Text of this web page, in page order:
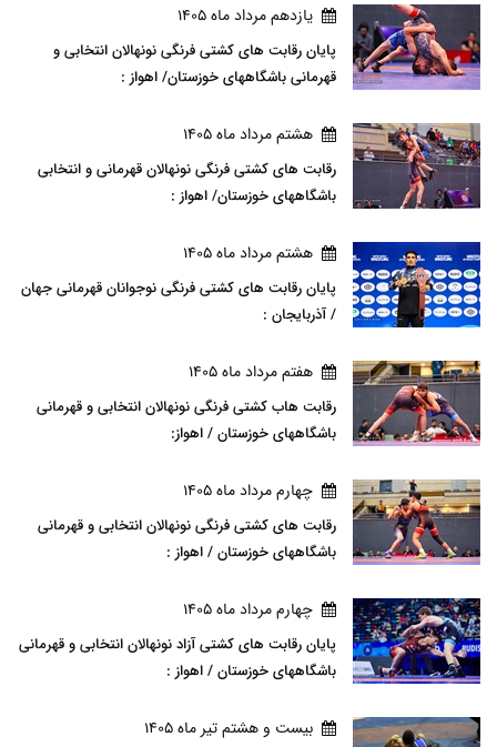
يازدهم مرداد ماه 1405
پایان رقابت های کشتی فرنگی نونهالان انتخابی و
قهرمانی باشگاههای خوزستان/ اهواز :
هشتم مرداد ماه 1405
رقابت های کشتی فرنگی نونهالان قهرمانی و انتخابی
باشگاههای خوزستان/ اهواز :
هشتم مرداد ماه 1405
پایان رقابت های کشتی فرنگی نوجوانان قهرمانی جهان
/ آذربایجان :
هفتم مرداد ماه 1405
رقابت هاب کشتی فرنگی نونهالان انتخابی و قهرمانی
باشگاههای خوزستان / اهواز:
چهارم مرداد ماه 1405
رقابت های کشتی فرنگی نونهالان انتخابی و قهرمانی
باشگاههای خوزستان / اهواز :
چهارم مرداد ماه 1405
پایان رقابت های کشتی آزاد نونهالان انتخابی و قهرمانی
باشگاههای خوزستان / اهواز :
بيست و هشتم تير ماه 1405